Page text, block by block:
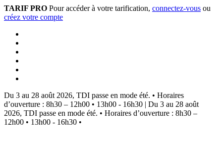
TARIF PRO Pour accéder à votre tarification, connectez-vous ou
créez votre compte
Du 3 au 28 août 2026, TDI passe en mode été. • Horaires
d’ouverture : 8h30 – 12h00 • 13h00 - 16h30 | Du 3 au 28 août
2026, TDI passe en mode été. • Horaires d’ouverture : 8h30 –
12h00 • 13h00 - 16h30 •